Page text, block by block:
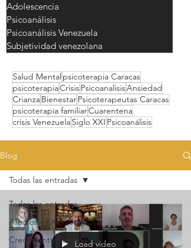
Adolescencia
Psicoanálisis
Psicoanálisis Venezuela
Subjetividad venezolana
Salud Mental psicoterapia Caracas
psicoterapiaCrisisPsicoanalisisAnsiedad
CrianzaBienestarPsicoterapeutas Caracas
psicoterapia familiarCuarentena
crisis VenezuelaSiglo XXI Psicoanálisis
Blog
Todas las entradas
Afectos y Emociones
Crecimiento Personal
Todas las entradas
Load video